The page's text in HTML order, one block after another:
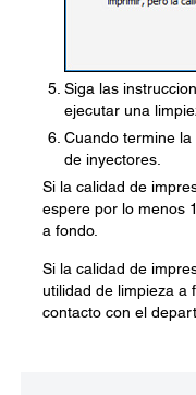
Siga las
ejecutar una
Cuando termine
de inyectores.
Si la calidad de
espere por lo menos
a fondo.
Si la calidad de
utilidad de limpieza a
contacto con el